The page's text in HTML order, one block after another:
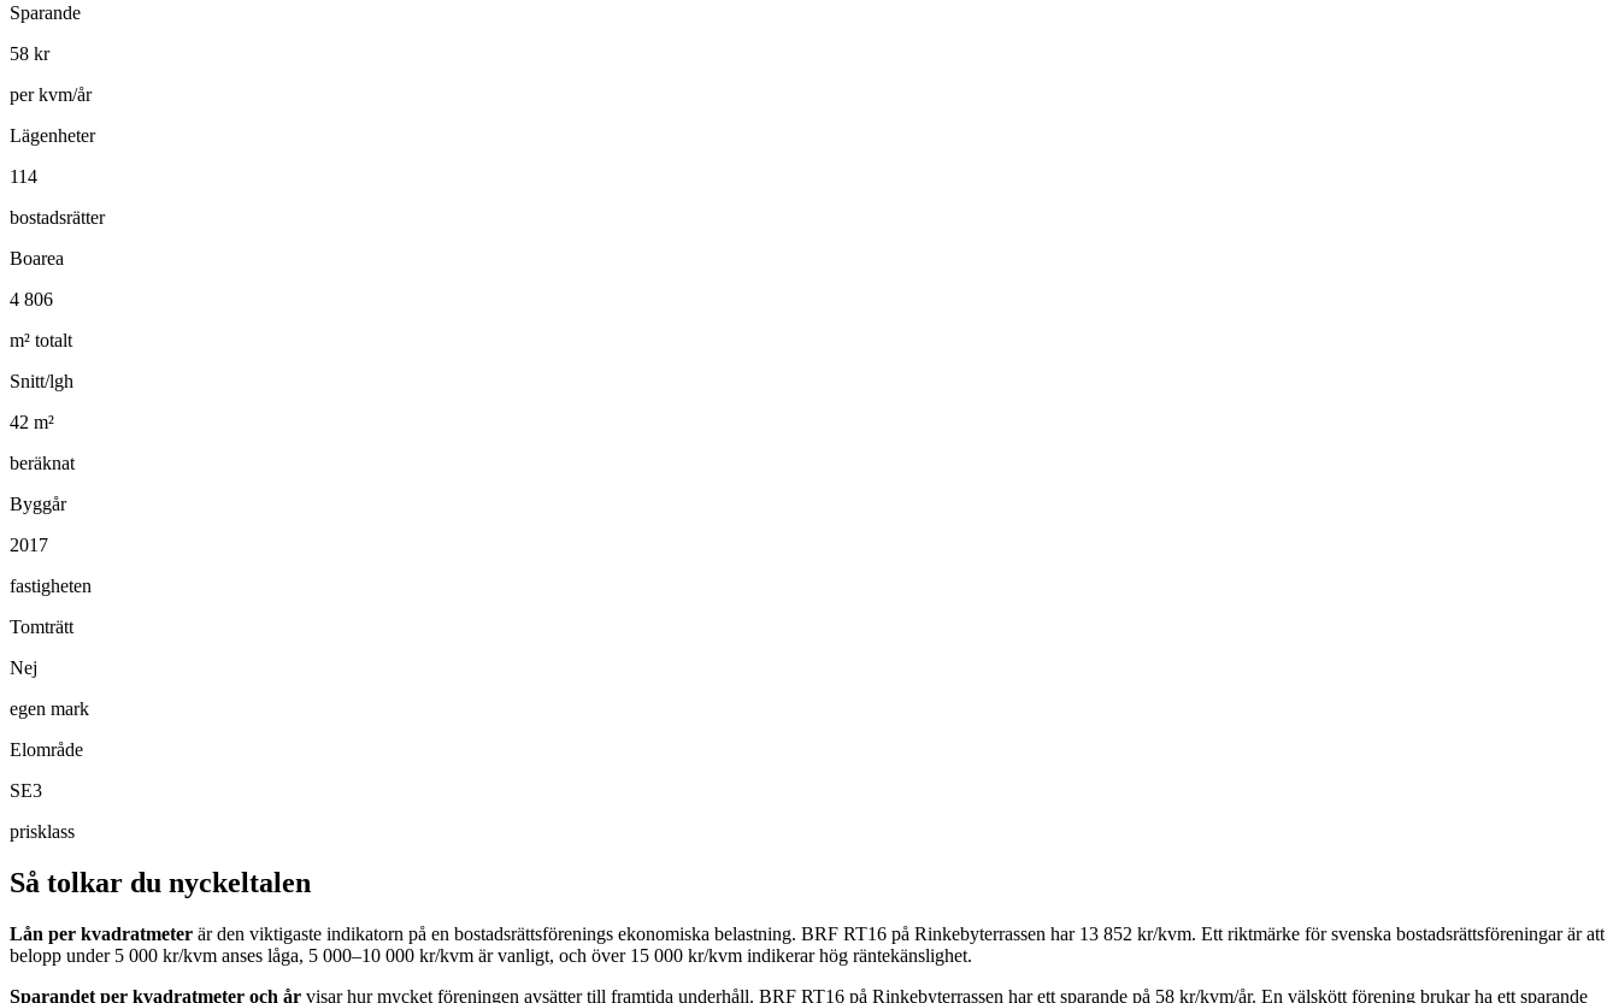
Sparande
58 kr
per kvm/år
Lägenheter
114
bostadsrätter
Boarea
4 806
m² totalt
Snitt/lgh
42 m²
beräknat
Byggår
2017
fastigheten
Tomträtt
Nej
egen mark
Elområde
SE3
prisklass
Så tolkar du nyckeltalen
Lån per kvadratmeter är den viktigaste indikatorn på en bostadsrättsförenings ekonomiska belastning. BRF RT16 på Rinkebyterrassen har 13 852 kr/kvm. Ett riktmärke för svenska bostadsrättsföreningar är att
belopp under 5 000 kr/kvm anses låga, 5 000–10 000 kr/kvm är vanligt, och över 15 000 kr/kvm indikerar hög räntekänslighet.
Sparandet per kvadratmeter och år visar hur mycket föreningen avsätter till framtida underhåll. BRF RT16 på Rinkebyterrassen har ett sparande på 58 kr/kvm/år. En välskött förening brukar ha ett sparande